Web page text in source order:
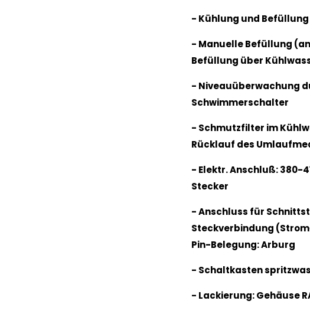
- Kühlung und
- Manuelle Befüllung
Befüllung über
- Niveauüberwachung
Schwimmerschalter
- Schmutzfilter im
Rücklauf des
- Elektr. Anschluß: 380-
Stecker
- Anschluss für
Steckverbindung
Pin-Belegung: Arburg
- Schaltkasten
- Lackierung: Gehäuse